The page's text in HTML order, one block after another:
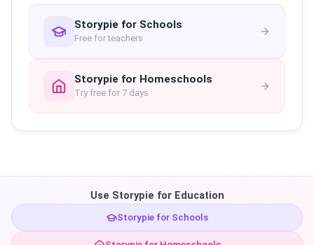
Storypie for Schools
Free for teachers
Storypie for Homeschools
Try free for 7 days
Use Storypie for Education
Storypie for Schools